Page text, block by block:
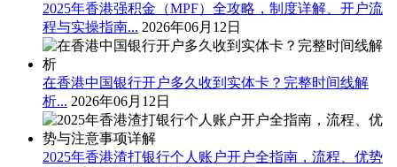
2025年香港强积金（MPF）全攻略，制度详解、开户流
程与实操指南... 2026年06月12日
在香港中国银行开户多久收到实体卡？完整时间线解
析... 2026年06月12日
2025年香港渣打银行个人账户开户全指南，流程、优势